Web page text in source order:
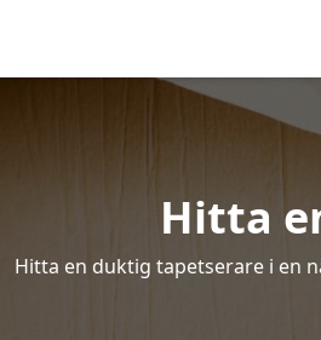
Hitta
Hitta en duktig tapetserare i en